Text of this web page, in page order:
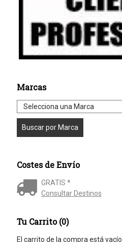
Marcas
Costes de Envío
GRATIS *
Consultar Destinos
Tu Carrito (0)
El carrito de la compra está vacío